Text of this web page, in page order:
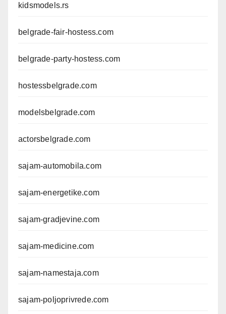
kidsmodels.rs
belgrade-fair-hostess.com
belgrade-party-hostess.com
hostessbelgrade.com
modelsbelgrade.com
actorsbelgrade.com
sajam-automobila.com
sajam-energetike.com
sajam-gradjevine.com
sajam-medicine.com
sajam-namestaja.com
sajam-poljoprivrede.com